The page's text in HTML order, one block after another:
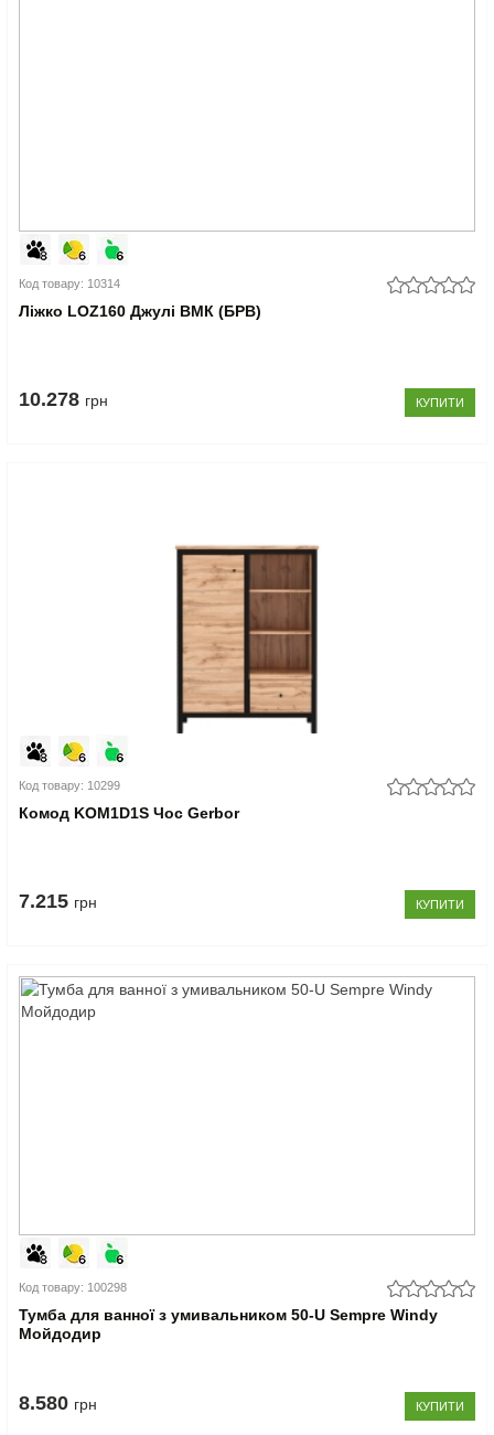
Код товару: 10314
Ліжко LOZ160 Джулі ВМК (БРВ)
10.278 грн КУПИТИ
Код товару: 10299
Комод KOM1D1S Чос Gerbor
7.215 грн КУПИТИ
Код товару: 100298
Тумба для ванної з умивальником 50-U Sempre Windy
Мойдодир
8.580 грн КУПИТИ